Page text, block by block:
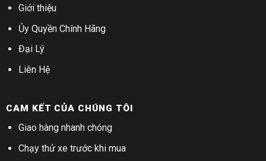
Giới thiệu
Ủy Quyền Chính Hãng
Đại Lý
Liên Hệ
CAM KẾT CỦA CHÚNG TÔI
Giao hàng nhanh chóng
Chạy thử xe trước khi mua